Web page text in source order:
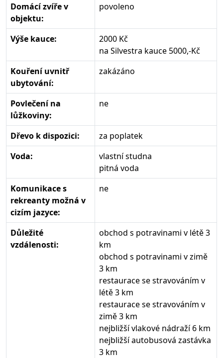
Domácí zvíře v
objektu:
povoleno
Výše kauce:
2000 Kč
na Silvestra kauce 5000,-Kč
Kouření uvnitř
ubytování:
zakázáno
Povlečení na
lůžkoviny:
ne
Dřevo k dispozici:
za poplatek
Voda:
vlastní studna
pitná voda
Komunikace s
rekreanty možná v
cizím jazyce:
ne
Důležité
vzdálenosti:
obchod s potravinami v létě 3
km
obchod s potravinami v zimě
3 km
restaurace se stravováním v
létě 3 km
restaurace se stravováním v
zimě 3 km
nejbližší vlakové nádraží 6 km
nejbližší autobusová zastávka
3 km